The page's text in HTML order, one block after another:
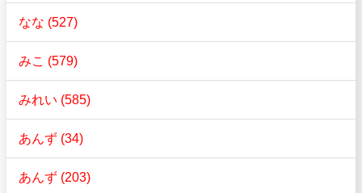
なな (527)
みこ (579)
みれい (585)
あんず (34)
あんず (203)